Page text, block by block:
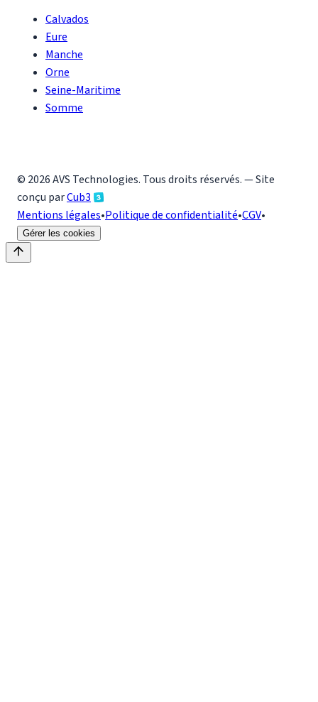
Calvados
Eure
Manche
Orne
Seine-Maritime
Somme
© 2026AVS Technologies. Tous droits réservés. — Site
conçu parCub3
Mentions légales•Politique de confidentialité•CGV•
Gérer les cookies